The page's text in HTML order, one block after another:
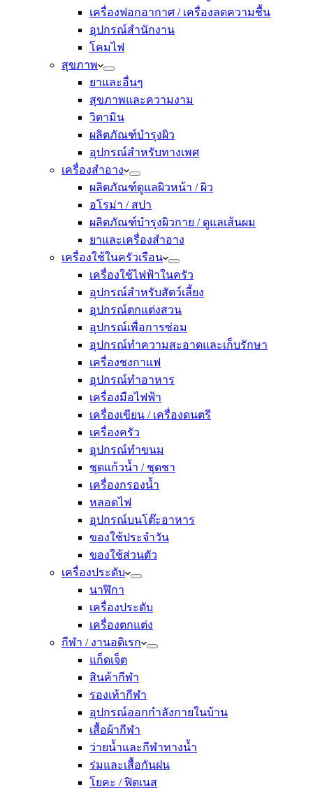
เครื่องฟอกอากาศ / เครื่องลดความชื้น
อุปกรณ์สำนักงาน
โคมไฟ
สุขภาพ
ยาและอื่นๆ
สุขภาพและความงาม
วิตามิน
ผลิตภัณฑ์บำรุงผิว
อุปกรณ์สำหรับทางเพศ
เครื่องสำอาง
ผลิตภัณฑ์ดูแลผิวหน้า / ผิว
อโรม่า / สปา
ผลิตภัณฑ์บำรุงผิวกาย / ดูแลเส้นผม
ยาและเครื่องสำอาง
เครื่องใช้ในครัวเรือน
เครื่องใช้ไฟฟ้าในครัว
อุปกรณ์สำหรับสัตว์เลี้ยง
อุปกรณ์ตกแต่งสวน
อุปกรณ์เพื่อการซ่อม
อุปกรณ์ทำความสะอาดและเก็บรักษา
เครื่องชงกาแฟ
อุปกรณ์ทำอาหาร
เครื่องมือไฟฟ้า
เครื่องเขียน / เครื่องดนตรี
เครื่องครัว
อุปกรณ์ทำขนม
ชุดแก้วน้ำ / ชุดชา
เครื่องกรองน้ำ
หลอดไฟ
อุปกรณ์บนโต๊ะอาหาร
ของใช้ประจำวัน
ของใช้ส่วนตัว
เครื่องประดับ
นาฬิกา
เครื่องประดับ
เครื่องตกแต่ง
กีฬา / งานอดิเรก
แก็ดเจ็ต
สินค้ากีฬา
รองเท้ากีฬา
อุปกรณ์ออกกำลังกายในบ้าน
เสื้อผ้ากีฬา
ว่ายน้ำและกีฬาทางน้ำ
ร่มและเสื้อกันฝน
โยคะ / ฟิตเนส